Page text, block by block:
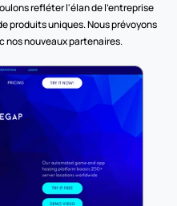
refléter l'élan de l'entreprise
produits uniques. Nous prévoyons
nos nouveaux partenaires.